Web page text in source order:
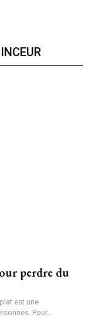
perdre du
est une
Pour...